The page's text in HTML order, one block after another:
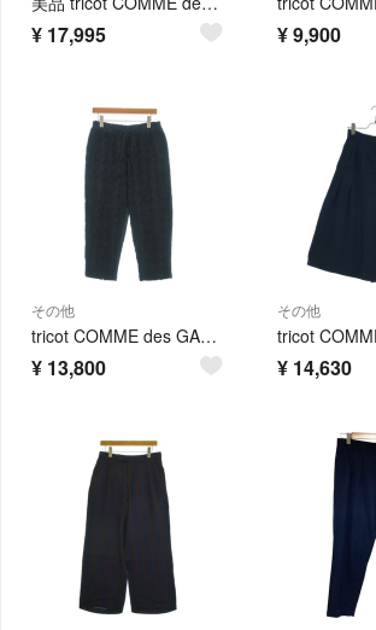
¥ 17,995 ¥9,900
その他
tricot COMME des GARCONS パンツ（その他） M 黒 【古着】【中古】【送料無料】
¥ 13,800
その他
¥ 14,630